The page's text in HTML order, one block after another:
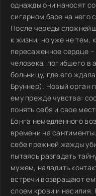
однажды они наносят
сигарном баре на него
После череды
к жизни, но уже не тем,
пересаженное сердце
человека, погибшего в
больницу, где его
Бруннер). Новый орган
ему прежде чувства:
понять себя и свое
Бэнга немедленного
времени на
себе прежней жажды
пытаясь разгадать
мужем, наладить
встречи возвращают
слоем крови и